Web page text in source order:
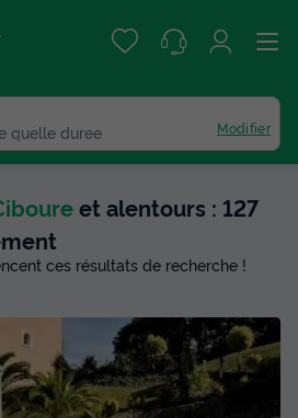
quelle duree Modifier
et alentours : 127
ces résultats de recherche !